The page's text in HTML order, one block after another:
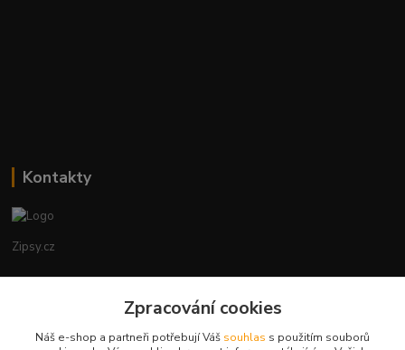
Kontakty
Zipsy.cz
+420774877333
Zpracování cookies
Náš e-shop a partneři potřebují Váš souhlas s použitím souborů